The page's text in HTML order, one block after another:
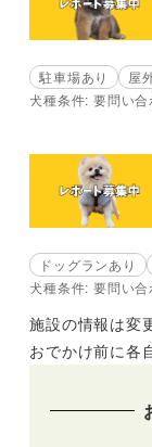
駐車場あり 屋
犬種条件: 要問い合
ドッグランあり
犬種条件: 要問い合
施設の情報は変
おでかけ前に各